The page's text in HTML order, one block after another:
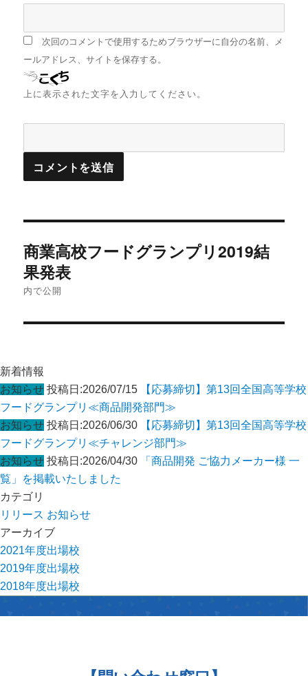
次回のコメントで使用するためブラウザーに自分の名前、メ
ールアドレス、サイトを保存する。
上に表示された文字を入力してください。
稿
ナ
ビ
ー
ン
商業高校フードグランプリ2019結
果発表
内で公開
新着情報
お知らせ 投稿日:2026/07/15
【応募締切】第13回全国高等学校
フードグランプリ≪商品開発部門≫
お知らせ 投稿日:2026/06/30
【応募締切】第13回全国高等学校
フードグランプリ≪チャレンジ部門≫
お知らせ 投稿日:2026/04/30
「商品開発 ご協力メーカー様 一
覧」を掲載いたしました
カテゴリ
リリース お知らせ
アーカイブ
2021年度出場校
2019年度出場校
2018年度出場校